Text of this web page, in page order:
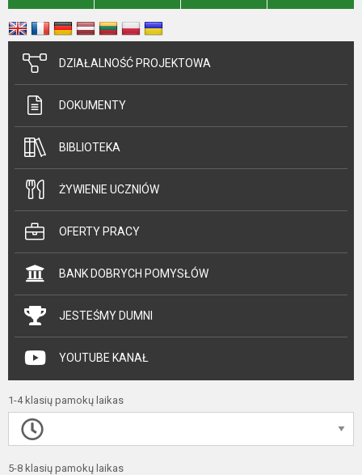
DZIAŁALNOŚĆ PROJEKTOWA
DOKUMENTY
BIBLIOTEKA
ŻYWIENIE UCZNIÓW
OFERTY PRACY
BANK DOBRYCH POMYSŁÓW
JESTEŚMY DUMNI
YOUTUBE KANAŁ
1-4 klasių pamokų laikas
5-8 klasių pamokų laikas